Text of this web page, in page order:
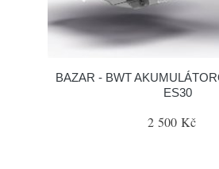
BAZAR - BWT
ES30
2 500 Kč